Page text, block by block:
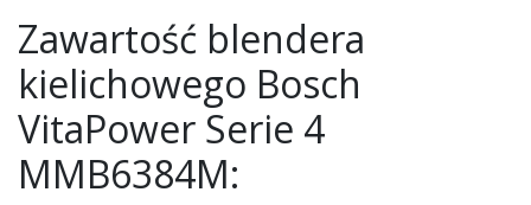
Zawartość blendera
kielichowego Bosch
VitaPower Serie 4
MMB6384M: